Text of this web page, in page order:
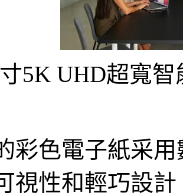
5K UHD超寬
彩色電子紙采
視性和輕巧設